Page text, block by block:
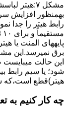
مشکل
بهمنظور اﻓﺰاﯾﺶ
پایههای اﻟﻤﻨﺖ یا
ﺑﺮق نمیرسد.اﯾﻦ
این حالت میبایست
شود؛ ﯾﺎ ﺳﯿﻢ راﺑﻂ
ﻫﯿﺘﺮ)ﻗﻄﻊ اﺳﺖ،ﮐﻪ
چه کار کنیم به